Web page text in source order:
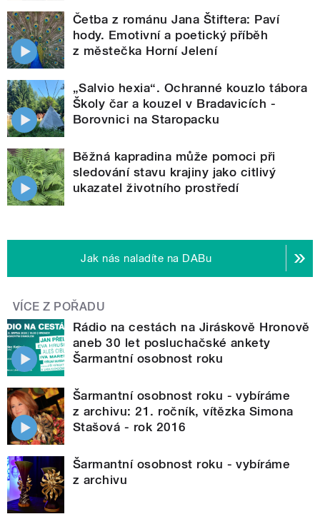
Četba z románu Jana Štiftera: Paví
hody. Emotivní a poetický příběh
z městečka Horní Jelení
„Salvio hexia“. Ochranné kouzlo tábora
Školy čar a kouzel v Bradavicích -
Borovnici na Staropacku
Běžná kapradina může pomoci při
sledování stavu krajiny jako citlivý
ukazatel životního prostředí
Jak nás naladíte na DABu
VÍCE Z POŘADU
Rádio na cestách na Jiráskově Hronově
aneb 30 let posluchačské ankety
Šarmantní osobnost roku
Šarmantní osobnost roku - vybíráme
z archivu: 21. ročník, vítězka Simona
Stašová - rok 2016
Šarmantní osobnost roku - vybíráme
z archivu